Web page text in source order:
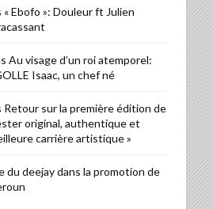
« Ebofo »: Douleur ft Julien
Au visage d’un roi atemporel:
Isaac, un chef né
Retour sur la première édition de
original, authentique et
carrière artistique »
du deejay dans la promotion de